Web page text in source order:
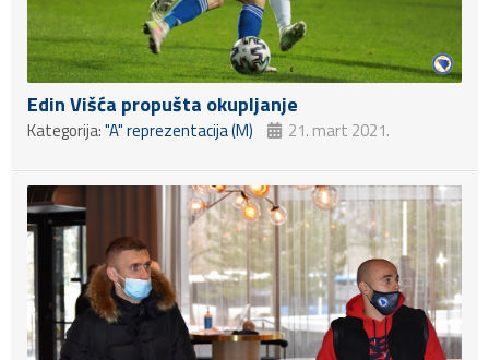
Edin Višća propušta okupljanje
Kategorija:"A" reprezentacija (M) 21. mart 2021.